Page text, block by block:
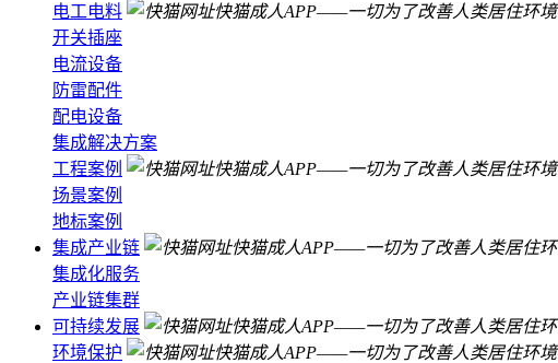
电工电料
开关插座
电流设备
防雷配件
配电设备
集成解决方案
工程案例
场景案例
地标案例
集成产业链
集成化服务
产业链集群
可持续发展
环境保护